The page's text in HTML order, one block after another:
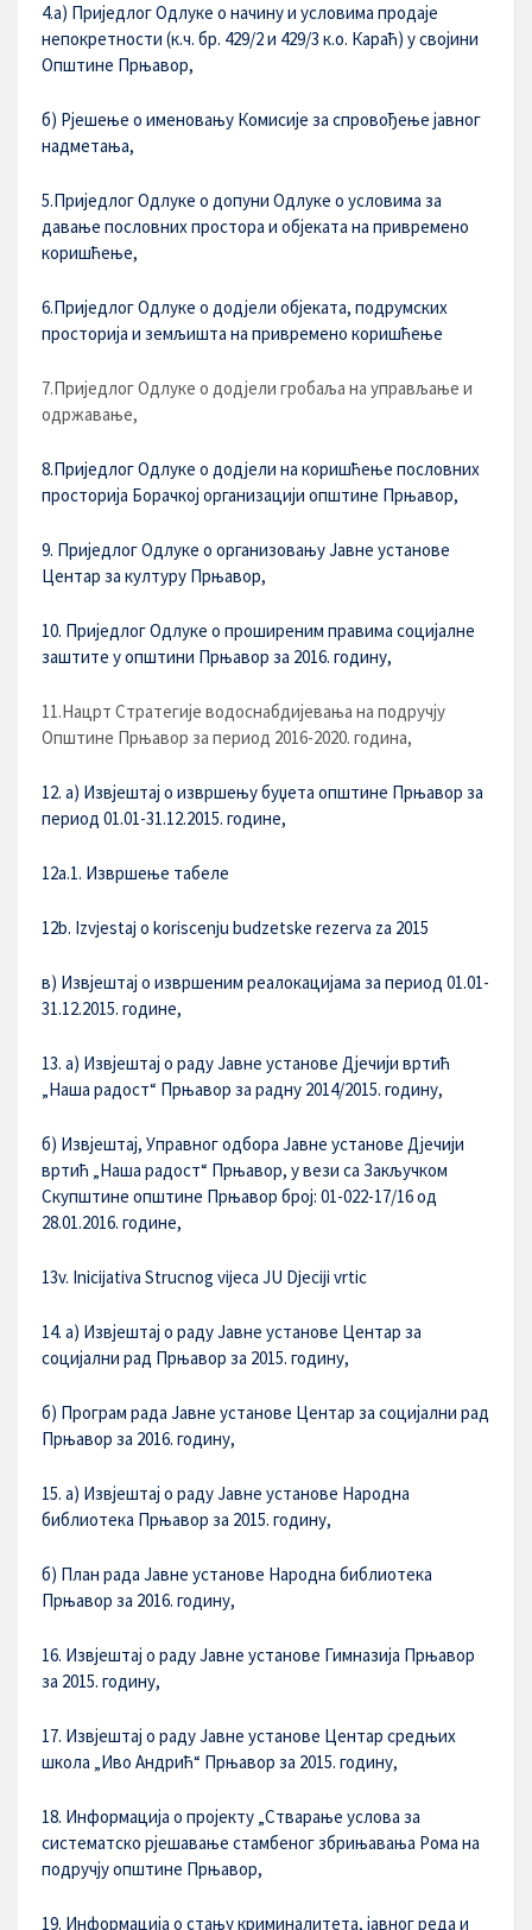
4.а) Приједлог Одлуке о начину и условима продаје
непокретности (к.ч. бр. 429/2 и 429/3 к.о. Караћ) у својини
Општине Прњавор,
б) Рјешење о именовању Комисије за спровођење јавног
надметања,
5.Приједлог Одлуке о допуни Одлуке о условима за
давање пословних простора и објеката на привремено
коришћење,
6.Приједлог Одлуке о додјели објеката, подрумских
просторија и земљишта на привремено коришћење
7.Приједлог Одлуке о додјели гробаља на управљање и
одржавање,
8.Приједлог Одлуке о додјели на коришћење пословних
просторија Борачкој организацији општине Прњавор,
9. Приједлог Одлуке о организовању Јавне установе
Центар за културу Прњавор,
10. Приједлог Одлуке о проширеним правима социјалне
заштите у општини Прњавор за 2016. годину,
11.Нацрт Стратегије водоснабдијевања на подручју
Општине Прњавор за период 2016-2020. година,
12. а) Извјештај о извршењу буџета општине Прњавор за
период 01.01-31.12.2015. године,
12a.1. Извршење табеле
12b. Izvjestaj o koriscenju budzetske rezerva za 2015
в) Извјештај о извршеним реалокацијама за период 01.01-
31.12.2015. године,
13. a) Извјештај о раду Јавне установе Дјечији вртић
„Наша радост“ Прњавор за радну 2014/2015. годину,
б) Извјештај, Управног одбора Јавне установе Дјечији
вртић „Наша радост“ Прњавор, у вези са Закључком
Скупштине општине Прњавор број: 01-022-17/16 од
28.01.2016. године,
13v. Inicijativa Strucnog vijeca JU Djeciji vrtic
14. а) Извјештај о раду Јавне установе Центар за
социјални рад Прњавор за 2015. годину,
б) Програм рада Јавне установе Центар за социјални рад
Прњавор за 2016. годину,
15. а) Извјештај о раду Јавне установе Народна
библиотека Прњавор за 2015. годину,
б) План рада Јавне установе Народна библиотека
Прњавор за 2016. годину,
16. Извјештај о раду Јавне установе Гимназија Прњавор
за 2015. годину,
17. Извјештај о раду Јавне установе Центар средњих
школа „Иво Андрић“ Прњавор за 2015. годину,
18. Информација о пројекту „Стварање услова за
систематско рјешавање стамбеног збрињавања Рома на
подручју општине Прњавор,
19. Информација о стању криминалитета, јавног реда и